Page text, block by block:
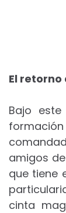
El
Bajo
amigos
que tiene
cinta